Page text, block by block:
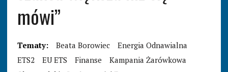
mówi”
Tematy: Beata Borowiec
Energia Odnawialna
ETS2
EU ETS Finanse
Kampania Żarówkowa